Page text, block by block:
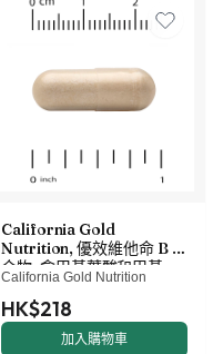
California Gold
Nutrition, 優效維他命 B 複
合物，含甲基葉酸和甲基
B12，90 粒素食膠囊
California Gold Nutrition
HK$218
加入購物車